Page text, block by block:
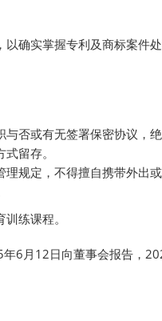
确实掌握专利及商标案件
否或有无签署保密协议，
留存。
规定，不得擅自携带外出
练课程。
6月12日向董事会报告，